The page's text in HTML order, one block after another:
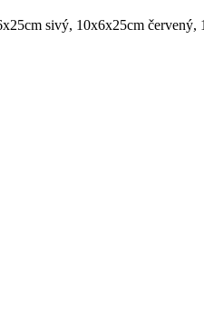
sivý, 10x6x25cm červený,